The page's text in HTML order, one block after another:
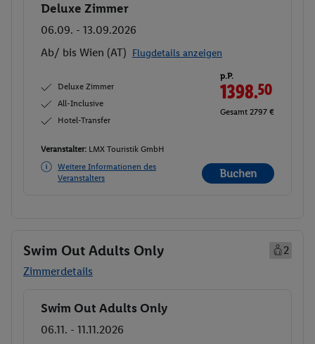
Buchen
Deluxe Zimmer
06.09. - 13.09.2026
Ab/ bis Wien (AT) Flugdetails anzeigen
Deluxe Zimmer
All-Inclusive
Hotel-Transfer
p.P.
1398.50
Gesamt 2797 €
Veranstalter: LMX Touristik GmbH
Weitere Informationen des
Veranstalters
Buchen
Swim Out Adults Only
2
Zimmerdetails
Buchen
Swim Out Adults Only
06.11. - 11.11.2026